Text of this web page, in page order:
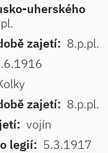
uherského
zajetí: 8.p.pl.
zajetí: 8.p.pl.
vojín
legií: 5.3.1917